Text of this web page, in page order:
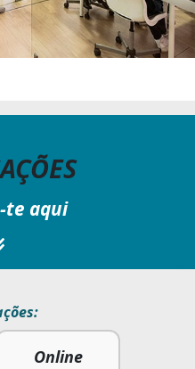
te aqui
Online